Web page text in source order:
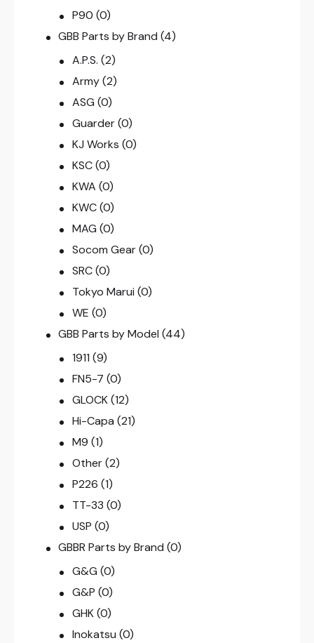
P90 (0)
GBB Parts by Brand (4)
A.P.S. (2)
Army (2)
ASG (0)
Guarder (0)
KJ Works (0)
KSC (0)
KWA (0)
KWC (0)
MAG (0)
Socom Gear (0)
SRC (0)
Tokyo Marui (0)
WE (0)
GBB Parts by Model (44)
1911 (9)
FN5-7 (0)
GLOCK (12)
Hi-Capa (21)
M9 (1)
Other (2)
P226 (1)
TT-33 (0)
USP (0)
GBBR Parts by Brand (0)
G&G (0)
G&P (0)
GHK (0)
Inokatsu (0)